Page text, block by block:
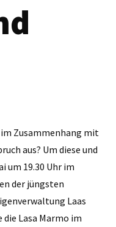
Zusammenhang mit
aus? Um diese und
um 19.30 Uhr im
der jüngsten
Laas
Lasa Marmo im